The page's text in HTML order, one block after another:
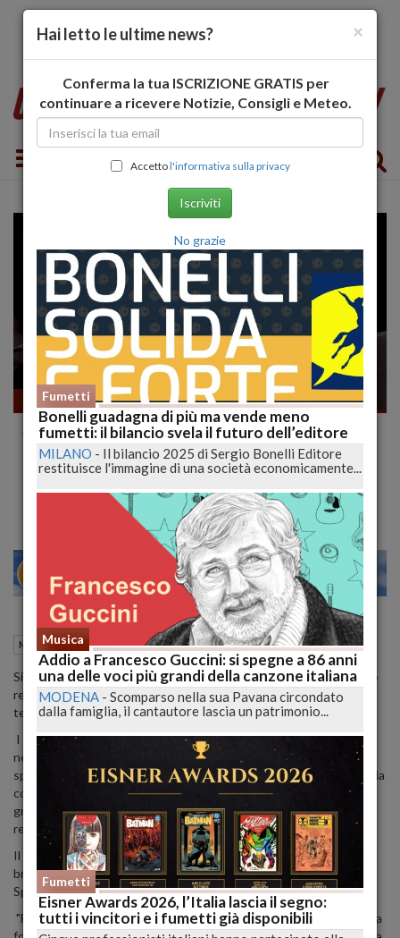
Toggle navigation
Musica
Addio a Franco Battiato, cantautore
eclettico: la musica perde un grande
Maestro
27 29
Musica Enna (EN) 18 Maggio 2021 12:07
Si è spento questa mattina nella sua residenza Franco Battiato. Lo
rende noto la famiglia che "ringrazia tutti per le innumerevoli
testimonianze di affetto ricevute".
I funerali avverranno in forma privata. Il cantautore, morto oggi
nella sua casa di Milo, era nato a Jonia il 23 marzo del 1945. Ha
spaziato tra una grande quantità di generi, dalla musica pop a quella
colta, toccando momenti di avanguardia e raggiungendo una
grande popolarità. E' stato cantautore e compositore, musicista,
regista e pittore.
Il primo a dare la notizia, con un tweet che citava alcune parole del
brano La Cura, è stato il direttore di "Civiltà Cattolica", Antonio
Spadaro.
"Franco Battiato era assolutamente unico nel suo genere, con una
×
Hai letto le ultime news?
Conferma la tua ISCRIZIONE GRATIS per
continuare a ricevere Notizie, Consigli e Meteo.
Accettol'informativa sulla privacy
Iscriviti
No grazie
Fumetti
Bonelli guadagna di più ma vende meno
fumetti: il bilancio svela il futuro dell’editore
MILANO - Il bilancio 2025 di Sergio Bonelli Editore
restituisce l'immagine di una società economicamente...
Musica
Addio a Francesco Guccini: si spegne a 86 anni
una delle voci più grandi della canzone italiana
MODENA - Scomparso nella sua Pavana circondato
dalla famiglia, il cantautore lascia un patrimonio...
Fumetti
Eisner Awards 2026, l’Italia lascia il segno:
tutti i vincitori e i fumetti già disponibili